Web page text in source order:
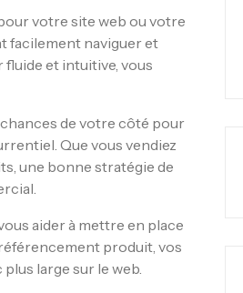
votre site web ou votre
facilement naviguer et
et intuitive, vous
de votre côté pour
Que vous vendiez
une bonne stratégie de
aider à mettre en place
produit, vos
large sur le web.